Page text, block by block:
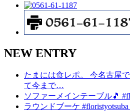
NEW ENTRY
たまには食レポ。 今名古屋
て今まで…
ソファーメインテーブル🎵
ラウンドブーケ